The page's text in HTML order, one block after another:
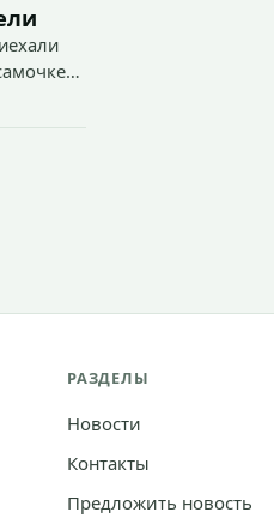
РАЗДЕЛЫ
Новости
Контакты
Предложить новость